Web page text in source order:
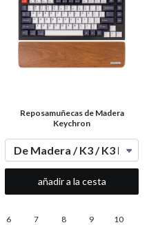
Reposamuñecas de Madera
Keychron
añadir a la cesta
6 7 8 9 10